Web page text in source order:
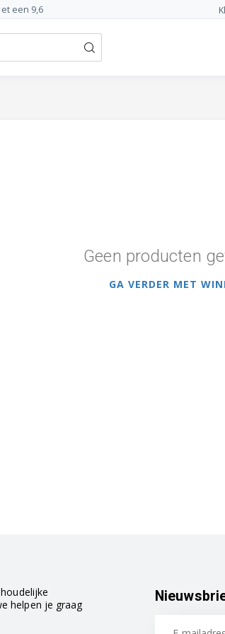
een 9,6
Geen producten
GA VERDER MET
helpen je graag